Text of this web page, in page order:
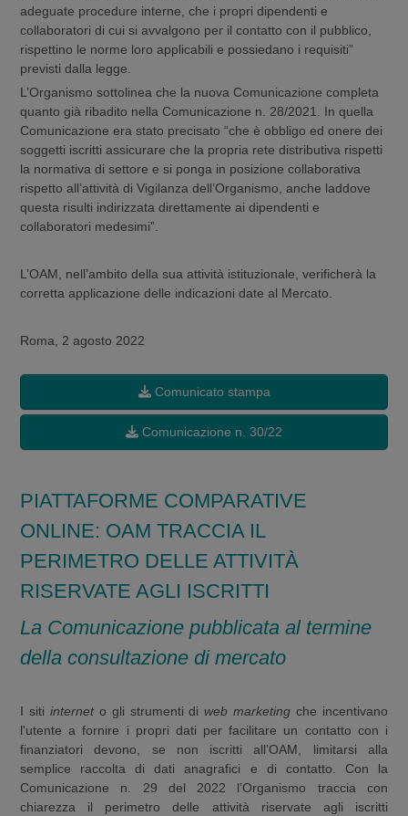
adeguate procedure interne, che i propri dipendenti e
collaboratori di cui si avvalgono per il contatto con il pubblico,
rispettino le norme loro applicabili e possiedano i requisiti”
previsti dalla legge.
L’Organismo sottolinea che la nuova Comunicazione completa
quanto già ribadito nella Comunicazione n. 28/2021. In quella
Comunicazione era stato precisato “che è obbligo ed onere dei
soggetti iscritti assicurare che la propria rete distributiva rispetti
la normativa di settore e si ponga in posizione collaborativa
rispetto all’attività di Vigilanza dell’Organismo, anche laddove
questa risulti indirizzata direttamente ai dipendenti e
collaboratori medesimi”.
L’OAM, nell’ambito della sua attività istituzionale, verificherà la
corretta applicazione delle indicazioni date al Mercato.
Roma, 2 agosto 2022
Comunicato stampa
Comunicazione n. 30/22
PIATTAFORME COMPARATIVE
ONLINE: OAM TRACCIA IL
PERIMETRO DELLE ATTIVITÀ
RISERVATE AGLI ISCRITTI
La Comunicazione pubblicata al termine
della consultazione di mercato
I siti interneto gli strumenti di web marketing che incentivano
l'utente a fornire i propri dati per facilitare un contatto con i
finanziatori devono, se non iscritti all’OAM, limitarsi alla
semplice raccolta di dati anagrafici e di contatto. Con la
Comunicazione n. 29 del 2022 l’Organismo traccia con
chiarezza il perimetro delle attività riservate agli iscritti